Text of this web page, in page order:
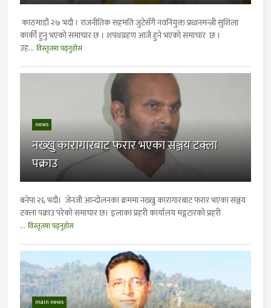
काठमाडौं २७ भदौ । राजनीतिक सहमति जुटेसँगै नवनियुक्त प्रधानमन्त्री सुशिला
कार्की हुनु भएकाे समाचार छ । शपथग्रहण आजै हुने भएको समाचार छ ।
उह... विस्तृतमा पढ्नुहोस
news
नख्खु कारागारबाट फरार भएका सञ्जय टक्ला
पक्राउ
बनेपा २६ भदौ। जेनजी आन्दोलनका क्रममा नख्खु कारागारबाट फरार भएका सञ्जय
टक्ला पक्राउ परेकाे समाचार छ। इलाका प्रहरी कार्यालय मङ्गटारको प्रहरी
... विस्तृतमा पढ्नुहोस
main news